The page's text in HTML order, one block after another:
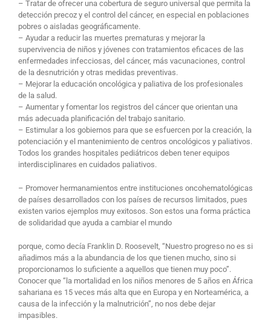
– Tratar de ofrecer una cobertura de seguro universal que permita la
detección precoz y el control del cáncer, en especial en poblaciones
pobres o aisladas geográficamente.
– Ayudar a reducir las muertes prematuras y mejorar la
supervivencia de niños y jóvenes con tratamientos eficaces de las
enfermedades infecciosas, del cáncer, más vacunaciones, control
de la desnutrición y otras medidas preventivas.
– Mejorar la educación oncológica y paliativa de los profesionales
de la salud.
– Aumentar y fomentar los registros del cáncer que orientan una
más adecuada planificación del trabajo sanitario.
– Estimular a los gobiernos para que se esfuercen por la creación, la
potenciación y el mantenimiento de centros oncológicos y paliativos.
Todos los grandes hospitales pediátricos deben tener equipos
interdisciplinares en cuidados paliativos.
– Promover hermanamientos entre instituciones oncohematológicas
de países desarrollados con los países de recursos limitados, pues
existen varios ejemplos muy exitosos. Son estos una forma práctica
de solidaridad que ayuda a cambiar el mundo
porque, como decía Franklin D. Roosevelt, “Nuestro progreso no es si
añadimos más a la abundancia de los que tienen mucho, sino si
proporcionamos lo suficiente a aquellos que tienen muy poco”.
Conocer que “la mortalidad en los niños menores de 5 años en África
sahariana es 15 veces más alta que en Europa y en Norteamérica, a
causa de la infección y la malnutrición”, no nos debe dejar
impasibles.